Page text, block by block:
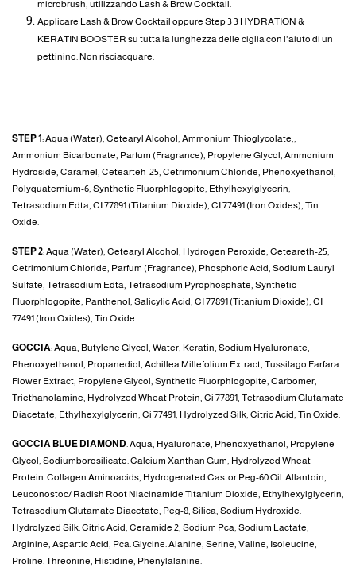
microbrush, utilizzando Lash & Brow Cocktail.
Applicare Lash & Brow Cocktail oppure Step 3 3 HYDRATION &
KERATIN BOOSTER su tutta la lunghezza delle ciglia con l'aiuto di un
pettinino. Non risciacquare.
STEP 1: Aqua (Water), Cetearyl Alcohol, Ammonium Thioglycolate,,
Ammonium Bicarbonate, Parfum (Fragrance), Propylene Glycol, Ammonium
Hydroside, Caramel, Cetearteh-25, Cetrimonium Chloride, Phenoxyethanol,
Polyquaternium-6, Synthetic Fluorphlogopite, Ethylhexylglycerin,
Tetrasodium Edta, CI 77891 (Titanium Dioxide), CI 77491 (Iron Oxides), Tin
Oxide.
STEP 2: Aqua (Water), Cetearyl Alcohol, Hydrogen Peroxide, Ceteareth-25,
Cetrimonium Chloride, Parfum (Fragrance), Phosphoric Acid, Sodium Lauryl
Sulfate, Tetrasodium Edta, Tetrasodium Pyrophosphate, Synthetic
Fluorphlogopite, Panthenol, Salicylic Acid, CI 77891 (Titanium Dioxide), CI
77491 (Iron Oxides), Tin Oxide.
GOCCIA: Aqua, Butylene Glycol, Water, Keratin, Sodium Hyaluronate,
Phenoxyethanol, Propanediol, Achillea Millefolium Extract, Tussilago Farfara
Flower Extract, Propylene Glycol, Synthetic Fluorphlogopite, Carbomer,
Triethanolamine, Hydrolyzed Wheat Protein, Ci 77891, Tetrasodium Glutamate
Diacetate, Ethylhexylglycerin, Ci 77491, Hydrolyzed Silk, Citric Acid, Tin Oxide.
GOCCIA BLUE DIAMOND: Aqua, Hyaluronate, Phenoxyethanol, Propylene
Glycol, Sodiumborosilicate. Calcium Xanthan Gum, Hydrolyzed Wheat
Protein. Collagen Aminoacids, Hydrogenated Castor Peg-60 Oil. Allantoin,
Leuconostoc/ Radish Root Niacinamide Titanium Dioxide, Ethylhexylglycerin,
Tetrasodium Glutamate Diacetate, Peg-8, Silica, Sodium Hydroxide.
Hydrolyzed Silk. Citric Acid, Ceramide 2, Sodium Pca, Sodium Lactate,
Arginine, Aspartic Acid, Pca. Glycine. Alanine, Serine, Valine, Isoleucine,
Proline. Threonine, Histidine, Phenylalanine.